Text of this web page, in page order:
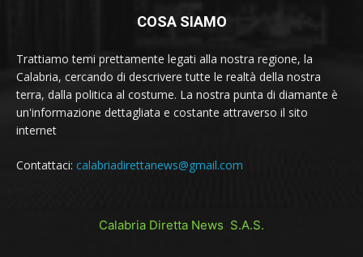
COSA SIAMO
Trattiamo temi prettamente legati alla nostra regione, la
Calabria, cercando di descrivere tutte le realtà della nostra
terra, dalla politica al costume. La nostra punta di diamante è
un'informazione dettagliata e costante attraverso il sito
internet
Contattaci: calabriadirettanews@gmail.com
Calabria Diretta News S.A.S.